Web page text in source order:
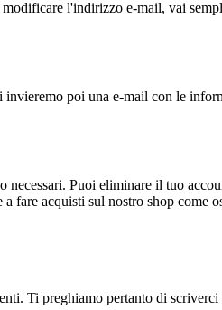
modificare l'indirizzo e-mail, vai
poi una e-mail con le
Puoi eliminare il tuo
acquisti sul nostro shop come
Ti preghiamo pertanto di